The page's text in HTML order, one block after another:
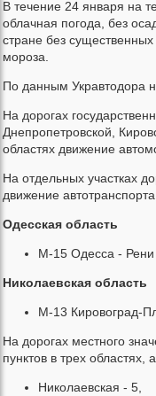
В течение 24 января на
облачная погода, без
стране без
мороза.
По данным Укравтодора
На дорогах
Днепропетровской,
областях движение
На отдельных участках
движение
Одесская область
М-15 Одесса - Рени
Николаевская область
М-13 Кировоград-
На дорогах местного
пунктов в трех областях,
Николаевская - 5,